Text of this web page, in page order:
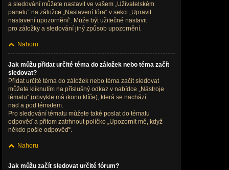
a sledování můžete nastavit ve vašem „Uživatelském
panelu“ na záložce „Nastavení fóra“ v sekci „Upravit
nastavení upozornění“. Může být užitečné nastavit
pro záložky a sledování jiný způsob upozornění.
Nahoru
Jak můžu přidat určité téma do záložek nebo téma začít
sledovat?
Přidat určité téma do záložek nebo téma začít sledovat
můžete kliknutím na příslušný odkaz v nabídce „Nástroje
tématu“ (obvykle má ikonu klíče), která se nachází
nad a pod tématem.
Pro sledování tématu můžete také poslat do tématu
odpověď a přitom zatrhnout políčko „Upozornit mě, když
někdo pošle odpověď“.
Nahoru
Jak můžu začít sledovat určité fórum?